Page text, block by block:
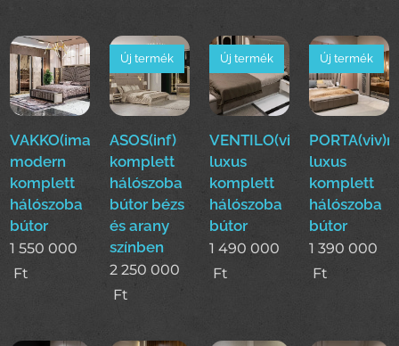
VAKKO(ima)Luxus
modern
komplett
hálószoba
bútor
1 550 000
Ft
ASOS(inf)
komplett
hálószoba
bútor bézs
és arany
színben
Új termék
2 250 000
Ft
VENTILO(viv)modern
luxus
komplett
hálószoba
bútor
Új termék
1 490 000
Ft
luxus
komplett
hálószoba
bútor
Új termék
1 390 000
Ft